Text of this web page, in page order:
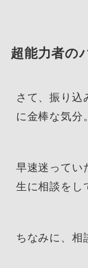
超能力者の
さて、振り込
に金棒な気分。
早速迷ってい
生に相談をし
ちなみに、相